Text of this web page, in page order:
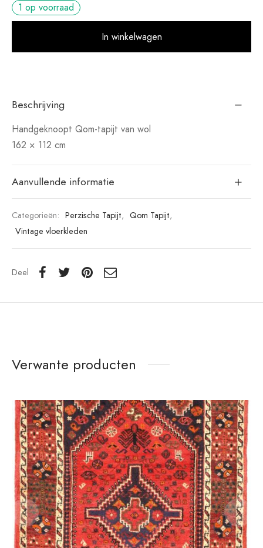
1 op voorraad
In winkelwagen
Beschrijving
Handgeknoopt Qom-tapijt van wol
162 × 112 cm
Aanvullende informatie
Categorieën: Perzische Tapijt, Qom Tapijt,
Vintage vloerkleden
Deel
Verwante producten